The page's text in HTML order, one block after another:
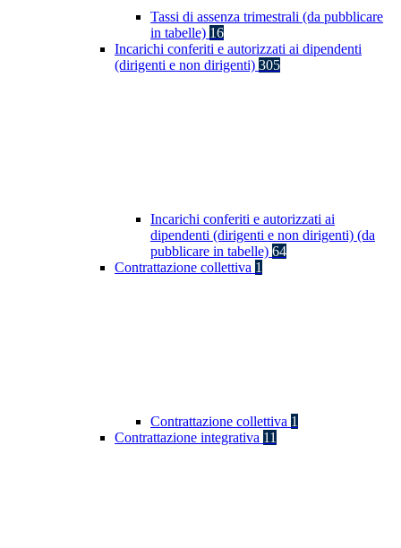
Tassi di assenza trimestrali (da pubblicare
in tabelle) 16
Incarichi conferiti e autorizzati ai dipendenti
(dirigenti e non dirigenti) 305
Incarichi conferiti e autorizzati ai
dipendenti (dirigenti e non dirigenti) (da
pubblicare in tabelle) 64
Contrattazione collettiva 1
Contrattazione collettiva 1
Contrattazione integrativa 11